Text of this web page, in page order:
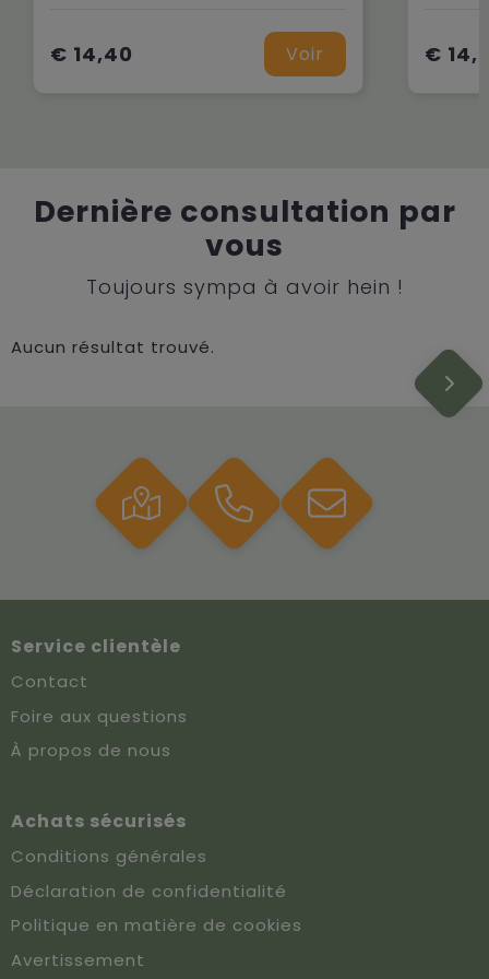
€ 14,40 Voir €
Dernière consultation par
vous
Toujours sympa à avoir hein !
Aucun résultat trouvé.
Service clientèle
Contact
Foire aux questions
À propos de nous
Achats sécurisés
Conditions générales
Déclaration de confidentialité
Politique en matière de cookies
Avertissement